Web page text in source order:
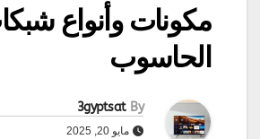
مكونات وأنواع
الحاسوب
By
3gyptsat
مايو 20, 2025